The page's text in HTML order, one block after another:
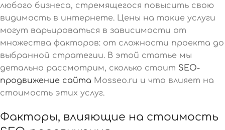
любого бизнеса, стремящегося повысить свою
видимость в интернете. Цены на такие услуги
могут варьироваться в зависимости от
множества факторов: от сложности проекта до
выбранной стратегии. В этой статье мы
детально рассмотрим, сколько стоит SEO-
продвижение сайта Mosseo.ru и что влияет на
стоимость этих услуг.
Факторы, влияющие на стоимость